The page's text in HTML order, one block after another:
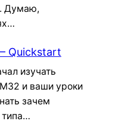
Думаю,
Quickstart
изучать
и ваши уроки
зачем
типа…